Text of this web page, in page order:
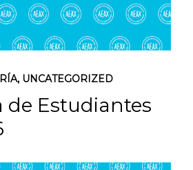
, UNCATEGORIZED
de Estudiantes